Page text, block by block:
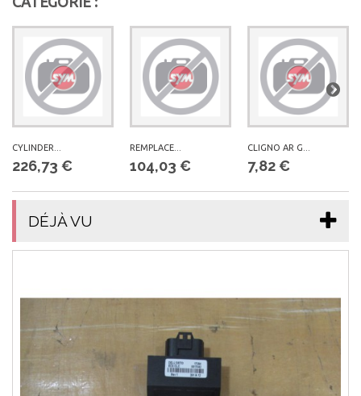
CYLINDER...
226,73 €
REMPLACE...
104,03 €
CLIGNO AR G...
7,82 €
DÉJÀ VU